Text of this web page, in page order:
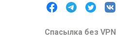
Спасылка без VPN